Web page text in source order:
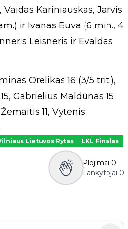
Vaidas Kariniauskas, Jarvis
ir Ivanas Buva (6 min., 4
Leisneris ir Evaldas
Orelikas 16 (3/5 trit.),
Gabrielius Maldūnas 15
11, Vytenis
Lietuvos Rytas LKL Finalas
Plojimai 0
Lankytojai 0